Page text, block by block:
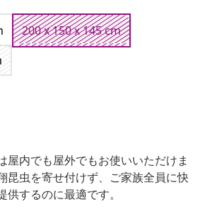
200 x 150 x 145 cm
屋内でも屋外でもお使いいただけま
昆虫を寄せ付けず、ご家族全員に快
するのに最適です。